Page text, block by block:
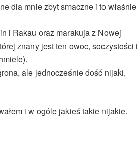
dla mnie zbyt smaczne i to właśnie
i Rakau oraz marakuja z Nowej
znany jest ten owoc, soczystości i
ale jednocześnie dość nijaki,
i w ogóle jakieś takie nijakie.